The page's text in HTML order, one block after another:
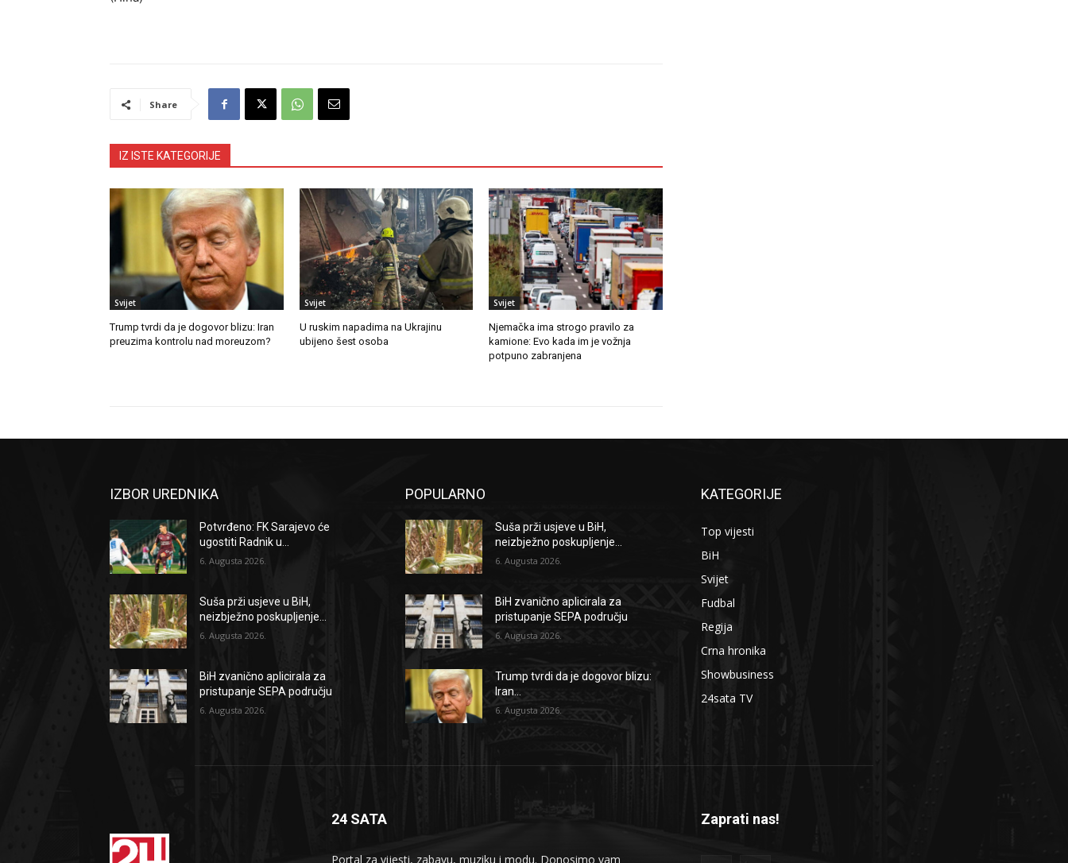
Share
IZ ISTE KATEGORIJE
Svijet
Trump tvrdi da je dogovor blizu: Iran
preuzima kontrolu nad moreuzom?
Svijet
U ruskim napadima na Ukrajinu
ubijeno šest osoba
Svijet
Njemačka ima strogo pravilo za
kamione: Evo kada im je vožnja
potpuno zabranjena
IZBOR UREDNIKA
Potvrđeno: FK Sarajevo će
ugostiti Radnik u...
6. Augusta 2026.
Suša prži usjeve u BiH,
neizbježno poskupljenje...
6. Augusta 2026.
BiH zvanično aplicirala za
pristupanje SEPA području
6. Augusta 2026.
POPULARNO
Suša prži usjeve u BiH,
neizbježno poskupljenje...
6. Augusta 2026.
BiH zvanično aplicirala za
pristupanje SEPA području
6. Augusta 2026.
Trump tvrdi da je dogovor blizu:
Iran...
6. Augusta 2026.
KATEGORIJE
Top vijesti
BiH
Svijet
Fudbal
Regija
Crna hronika
Showbusiness
24sata TV
24 SATA
Portal za vijesti, zabavu, muziku i modu. Donosimo vam
Zaprati nas!